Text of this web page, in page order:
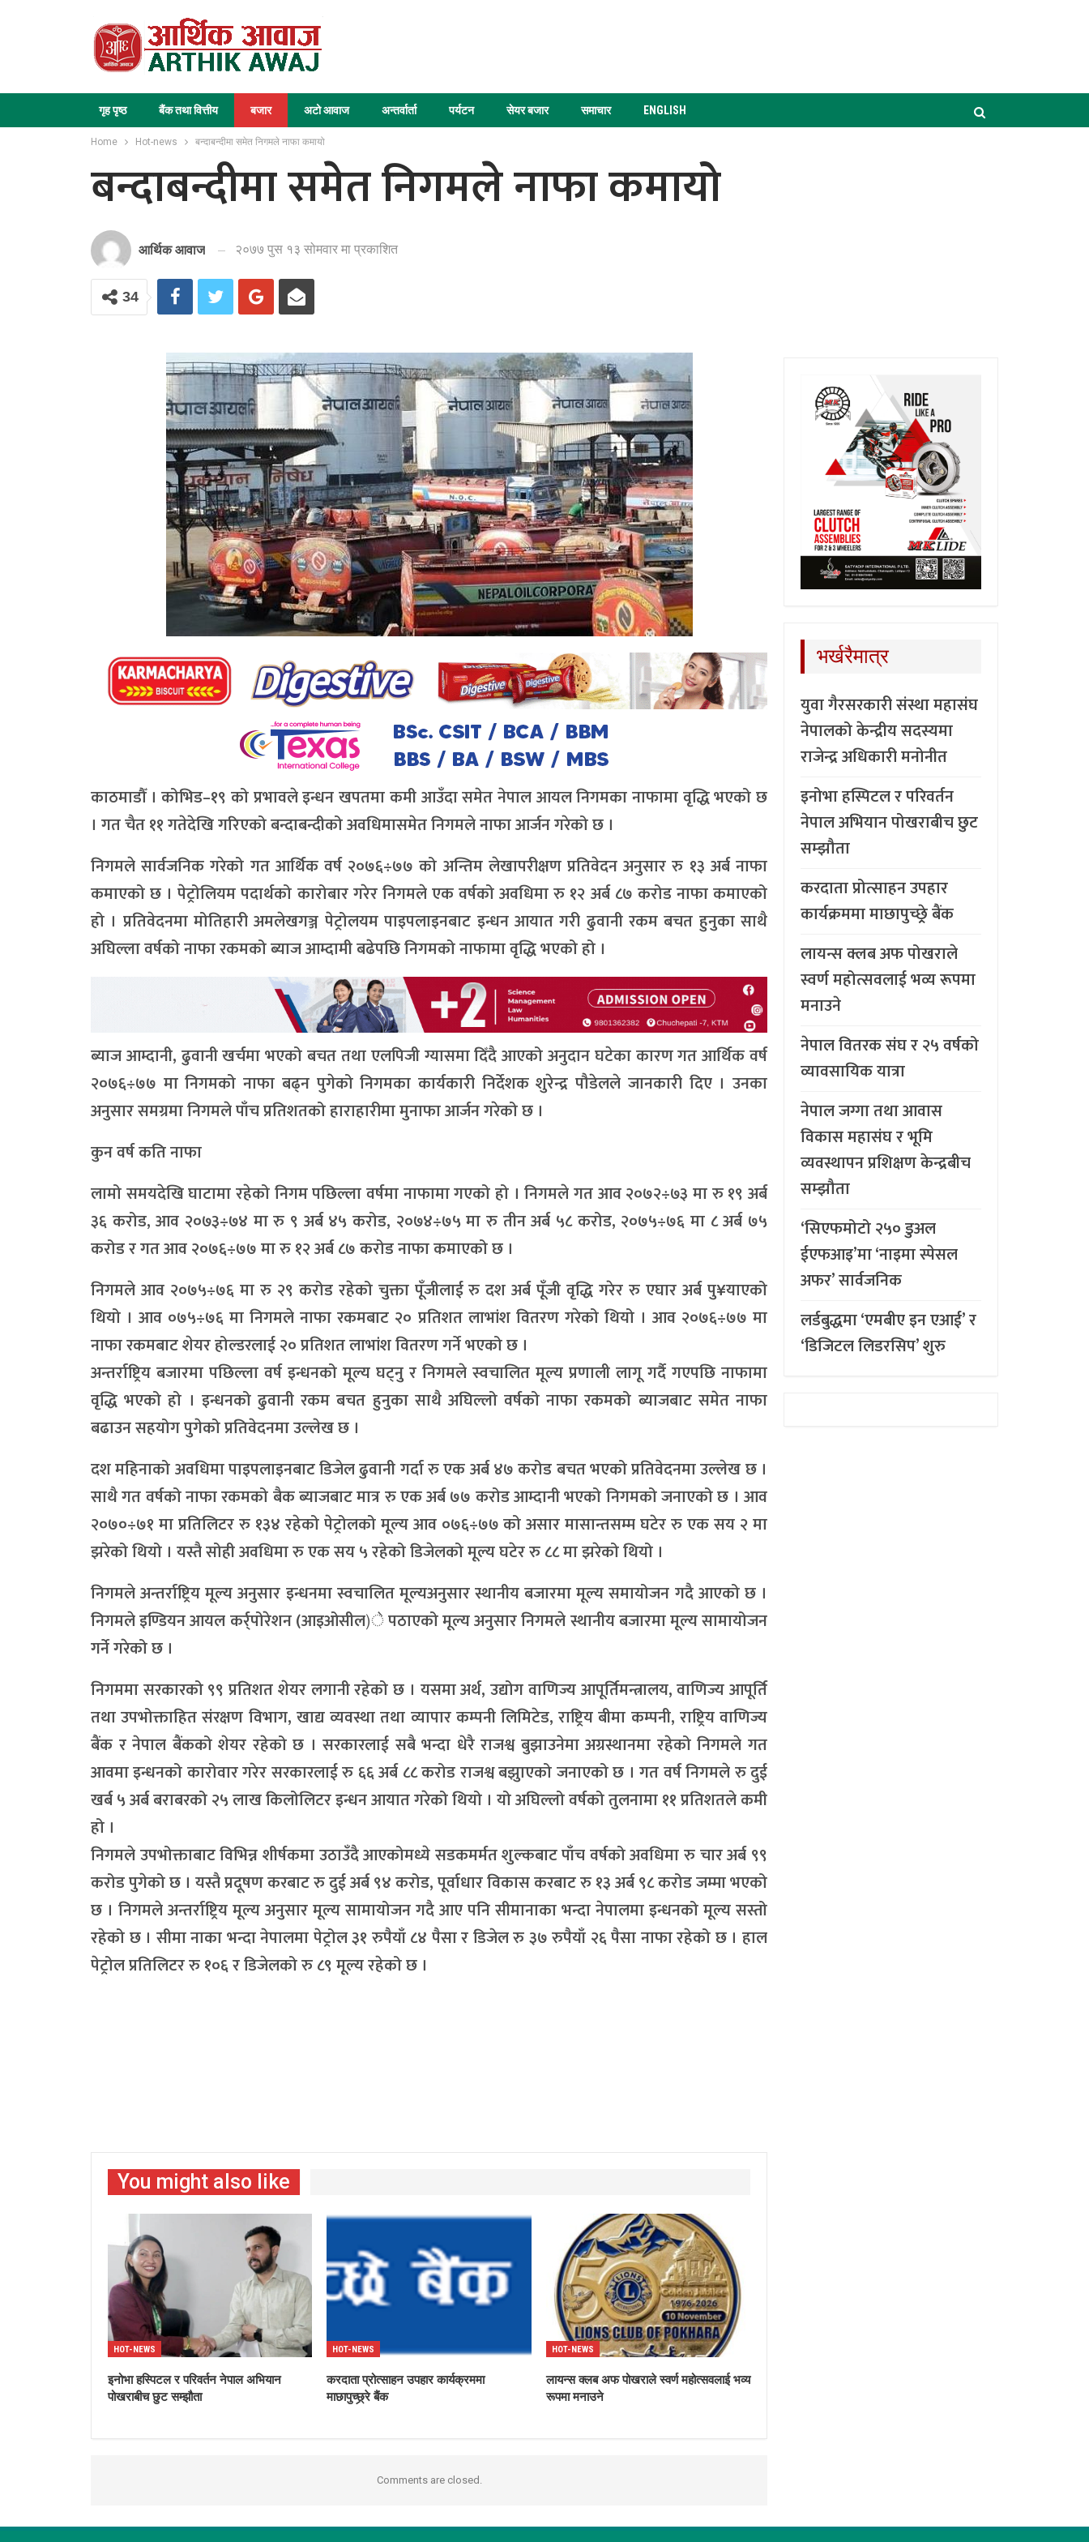
गृह पृष्ठ बैंक तथा वित्तीय बजार अटो आवाज अन्तर्वार्ता पर्यटन सेयर बजार समाचार ENGLISH
Home Hot-news बन्दाबन्दीमा समेत निगमले नाफा कमायो
बन्दाबन्दीमा समेत निगमले नाफा कमायो
आर्थिक आवाज २०७७ पुस १३ सोमवार मा प्रकाशित
34
काठमाडौँ । कोभिड–१९ को प्रभावले इन्धन खपतमा कमी आउँदा समेत नेपाल आयल निगमका नाफामा वृद्धि भएको छ
। गत चैत ११ गतेदेखि गरिएको बन्दाबन्दीको अवधिमासमेत निगमले नाफा आर्जन गरेको छ ।
निगमले सार्वजनिक गरेको गत आर्थिक वर्ष २०७६÷७७ को अन्तिम लेखापरीक्षण प्रतिवेदन अनुसार रु १३ अर्ब नाफा
कमाएको छ । पेट्रोलियम पदार्थको कारोबार गरेर निगमले एक वर्षको अवधिमा रु १२ अर्ब ८७ करोड नाफा कमाएको
हो । प्रतिवेदनमा मोतिहारी अमलेखगञ्ज पेट्रोलयम पाइपलाइनबाट इन्धन आयात गरी ढुवानी रकम बचत हुनुका साथै
अघिल्ला वर्षको नाफा रकमको ब्याज आम्दामी बढेपछि निगमको नाफामा वृद्धि भएको हो ।
ब्याज आम्दानी, ढुवानी खर्चमा भएको बचत तथा एलपिजी ग्यासमा दिँदै आएको अनुदान घटेका कारण गत आर्थिक वर्ष
२०७६÷७७ मा निगमको नाफा बढ्न पुगेको निगमका कार्यकारी निर्देशक शुरेन्द्र पौडेलले जानकारी दिए । उनका
अनुसार समग्रमा निगमले पाँच प्रतिशतको हाराहारीमा मुनाफा आर्जन गरेको छ ।
कुन वर्ष कति नाफा
लामो समयदेखि घाटामा रहेको निगम पछिल्ला वर्षमा नाफामा गएको हो । निगमले गत आव २०७२÷७३ मा रु १९ अर्ब
३६ करोड, आव २०७३÷७४ मा रु ९ अर्ब ४५ करोड, २०७४÷७५ मा रु तीन अर्ब ५८ करोड, २०७५÷७६ मा ८ अर्ब ७५
करोड र गत आव २०७६÷७७ मा रु १२ अर्ब ८७ करोड नाफा कमाएको छ ।
निगमले आव २०७५÷७६ मा रु २९ करोड रहेको चुक्ता पूँजीलाई रु दश अर्ब पूँजी वृद्धि गरेर रु एघार अर्ब पु¥याएको
थियो । आव ०७५÷७६ मा निगमले नाफा रकमबाट २० प्रतिशत लाभांश वितरण गरेको थियो । आव २०७६÷७७ मा
नाफा रकमबाट शेयर होल्डरलाई २० प्रतिशत लाभांश वितरण गर्ने भएको छ ।
अन्तर्राष्ट्रिय बजारमा पछिल्ला वर्ष इन्धनको मूल्य घट्नु र निगमले स्वचालित मूल्य प्रणाली लागू गर्दै गएपछि नाफामा
वृद्धि भएको हो । इन्धनको ढुवानी रकम बचत हुनुका साथै अघिल्लो वर्षको नाफा रकमको ब्याजबाट समेत नाफा
बढाउन सहयोग पुगेको प्रतिवेदनमा उल्लेख छ ।
दश महिनाको अवधिमा पाइपलाइनबाट डिजेल ढुवानी गर्दा रु एक अर्ब ४७ करोड बचत भएको प्रतिवेदनमा उल्लेख छ ।
साथै गत वर्षको नाफा रकमको बैक ब्याजबाट मात्र रु एक अर्ब ७७ करोड आम्दानी भएको निगमको जनाएको छ । आव
२०७०÷७१ मा प्रतिलिटर रु १३४ रहेको पेट्रोलको मूल्य आव ०७६÷७७ को असार मासान्तसम्म घटेर रु एक सय २ मा
झरेको थियो । यस्तै सोही अवधिमा रु एक सय ५ रहेको डिजेलको मूल्य घटेर रु ८८ मा झरेको थियो ।
निगमले अन्तर्राष्ट्रिय मूल्य अनुसार इन्धनमा स्वचालित मूल्यअनुसार स्थानीय बजारमा मूल्य समायोजन गदै आएको छ ।
निगमले इण्डियन आयल कर्र्पोरेशन (आइओसील)े पठाएको मूल्य अनुसार निगमले स्थानीय बजारमा मूल्य सामायोजन
गर्ने गरेको छ ।
निगममा सरकारको ९९ प्रतिशत शेयर लगानी रहेको छ । यसमा अर्थ, उद्योग वाणिज्य आपूर्तिमन्त्रालय, वाणिज्य आपूर्ति
तथा उपभोक्ताहित संरक्षण विभाग, खाद्य व्यवस्था तथा व्यापार कम्पनी लिमिटेड, राष्ट्रिय बीमा कम्पनी, राष्ट्रिय वाणिज्य
बैंक र नेपाल बैंकको शेयर रहेको छ । सरकारलाई सबै भन्दा धेरै राजश्व बुझाउनेमा अग्रस्थानमा रहेको निगमले गत
आवमा इन्धनको कारोवार गरेर सरकारलाई रु ६६ अर्ब ८८ करोड राजश्व बझुाएको जनाएको छ । गत वर्ष निगमले रु दुई
खर्ब ५ अर्ब बराबरको २५ लाख किलोलिटर इन्धन आयात गरेको थियो । यो अघिल्लो वर्षको तुलनामा ११ प्रतिशतले कमी
हो ।
निगमले उपभोक्ताबाट विभिन्न शीर्षकमा उठाउँदै आएकोमध्ये सडकमर्मत शुल्कबाट पाँच वर्षको अवधिमा रु चार अर्ब ९९
करोड पुगेको छ । यस्तै प्रदूषण करबाट रु दुई अर्ब ९४ करोड, पूर्वाधार विकास करबाट रु १३ अर्ब ९८ करोड जम्मा भएको
छ । निगमले अन्तर्राष्ट्रिय मूल्य अनुसार मूल्य सामायोजन गदै आए पनि सीमानाका भन्दा नेपालमा इन्धनको मूल्य सस्तो
रहेको छ । सीमा नाका भन्दा नेपालमा पेट्रोल ३१ रुपैयाँ ८४ पैसा र डिजेल रु ३७ रुपैयाँ २६ पैसा नाफा रहेको छ । हाल
पेट्रोल प्रतिलिटर रु १०६ र डिजेलको रु ८९ मूल्य रहेको छ ।
You might also like
HOT-NEWS
इनोभा हस्पिटल र परिवर्तन नेपाल अभियान
पोखराबीच छुट सम्झौता
HOT-NEWS
करदाता प्रोत्साहन उपहार कार्यक्रममा
माछापुच्छ्र्रे बैंक
HOT-NEWS
लायन्स क्लब अफ पोखराले स्वर्ण महोत्सवलाई भव्य
रूपमा मनाउने
Comments are closed.
भर्खरैमात्र
युवा गैरसरकारी संस्था महासंघ
नेपालको केन्द्रीय सदस्यमा
राजेन्द्र अधिकारी मनोनीत
इनोभा हस्पिटल र परिवर्तन
नेपाल अभियान पोखराबीच छुट
सम्झौता
करदाता प्रोत्साहन उपहार
कार्यक्रममा माछापुच्छ्र्रे बैंक
लायन्स क्लब अफ पोखराले
स्वर्ण महोत्सवलाई भव्य रूपमा
मनाउने
नेपाल वितरक संघ र २५ वर्षको
व्यावसायिक यात्रा
नेपाल जग्गा तथा आवास
विकास महासंघ र भूमि
व्यवस्थापन प्रशिक्षण केन्द्रबीच
सम्झौता
‘सिएफमोटो २५० डुअल
ईएफआइ’मा ‘नाइमा स्पेसल
अफर’ सार्वजनिक
लर्डबुद्धमा ‘एमबीए इन एआई’ र
‘डिजिटल लिडरसिप’ शुरु